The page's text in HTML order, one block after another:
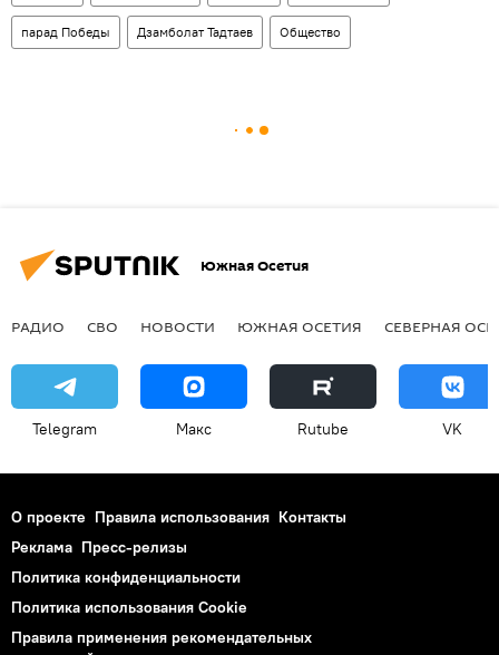
парад Победы Дзамболат Тадтаев Общество
Южная Осетия
РАДИО СВО НОВОСТИ ЮЖНАЯ ОСЕТИЯ СЕВЕРНАЯ
Telegram Макс Rutube VK
О проекте Правила использования Контакты
Реклама Пресс-релизы
Политика конфиденциальности
Политика использования Cookie
Правила применения рекомендательных